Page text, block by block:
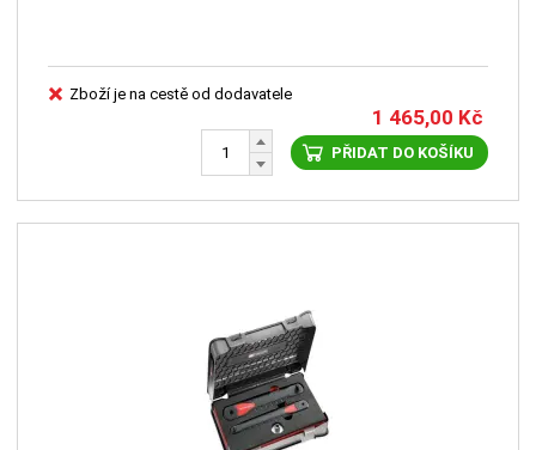
Zboží je na cestě od dodavatele
1 465,00 Kč
PŘIDAT DO KOŠÍKU